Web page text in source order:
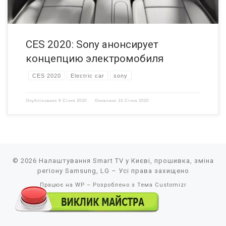
CES 2020: Sony анонсирует
концепцию электромобиля
CES 2020 Electric car sony
Опубліковано 9 Січня 2020 Оновлено 10 Січня 2020
© 2026 Налаштування Smart TV у Києві, прошивка, зміна
регіону Samsung, LG – Усі права захищено
Працює на WP – Розроблено з Тема Customizr